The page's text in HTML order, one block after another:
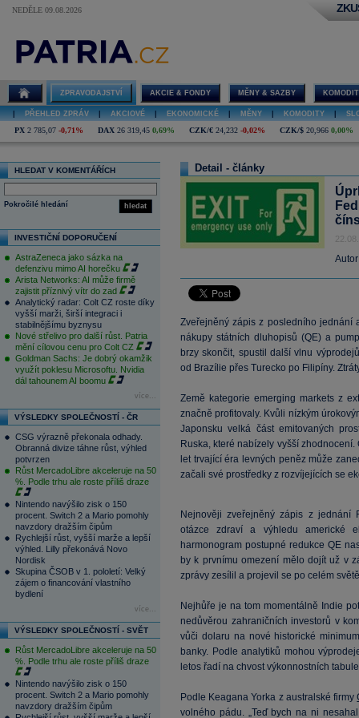
NEDĚLE 09.08.2026
ZPRAVODAJSTVÍ AKCIE & FONDY MĚNY & SAZBY
PŘEHLED ZPRÁV AKCIOVÉ EKONOMICKÉ MĚNY KOMODITY
PX 2 785,07 -0,71% DAX 26 319,45 0,69% CZK/€ 24,232 -0,02% CZK/$ 20,966 0,00%
HLEDAT V KOMENTÁŘÍCH
hledat
Pokročilé hledání
INVESTIČNÍ DOPORUČENÍ
AstraZeneca jako sázka na
defenzivu mimo AI horečku
Arista Networks: AI může firmě
zajistit příznivý vítr do zad
Analytický radar: Colt CZ roste díky
vyšší marži, širší integraci i
stabilnějšímu byznysu
Nové střelivo pro další růst. Patria
mění cílovou cenu pro Colt CZ
Goldman Sachs: Je dobrý okamžik
využít poklesu Microsoftu. Nvidia
dál tahounem AI boomu
více...
VÝSLEDKY SPOLEČNOSTÍ - ČR
CSG výrazně překonala odhady.
Obranná divize táhne růst, výhled
potvrzen
Růst MercadoLibre akceleruje na 50
%. Podle trhu ale roste příliš draze
Nintendo navýšilo zisk o 150
procent. Switch 2 a Mario pomohly
navzdory dražším čipům
Rychlejší růst, vyšší marže a lepší
výhled. Lilly překonává Novo
Nordisk
Skupina ČSOB v 1. pololetí: Velký
zájem o financování vlastního
bydlení
více...
VÝSLEDKY SPOLEČNOSTÍ - SVĚT
Růst MercadoLibre akceleruje na 50
%. Podle trhu ale roste příliš draze
Nintendo navýšilo zisk o 150
procent. Switch 2 a Mario pomohly
navzdory dražším čipům
Detail - články
Zveřejněný zápis z posledního jednání
nákupy státních dluhopisů (QE) a
brzy skončit, spustil další vlnu
od Brazílie přes Turecko po Filipíny.
Země kategorie emerging markets z
značně profitovaly. Kvůli nízkým
Japonsku velká část emitovaných
Ruska, které nabízely vyšší
let trvající éra levných peněz může
začali své prostředky z rozvíjejících se
Nejnověji zveřejněný zápis z jednání
otázce zdraví a výhledu americké
harmonogram postupné redukce QE
by k prvnímu omezení mělo dojít už v
zprávy zesílil a projevil se po celém
Nejhůře je na tom momentálně Indie
nedůvěrou zahraničních investorů v
vůči dolaru na nové historické
banky. Podle analytiků mohou
letos řadí na chvost výkonnostních
Podle Keagana Yorka z australské firmy
volného pádu. „Teď bych na ni